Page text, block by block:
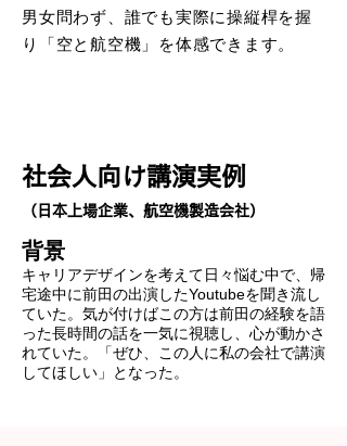
男女問わず、誰でも実際に操縦桿を握
り「空と航空機」を体感できます。
​社会人向け講演実例
（日本上場企業、航空機製造会社）
背景
キャリアデザインを考えて日々悩む中で、帰
宅途中に前田の出演したYoutubeを聞き流し
ていた。気が付けばこの方は前田の経験を語
った長時間の話を一気に視聴し、心が動かさ
れていた。「ぜひ、この人に私の会社で講演
してほしい」となった。